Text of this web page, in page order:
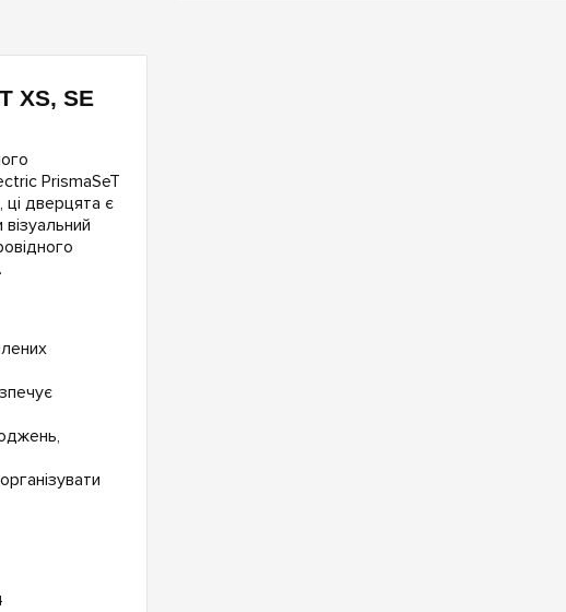
XS, SE
PrismaSeT
дверцята є